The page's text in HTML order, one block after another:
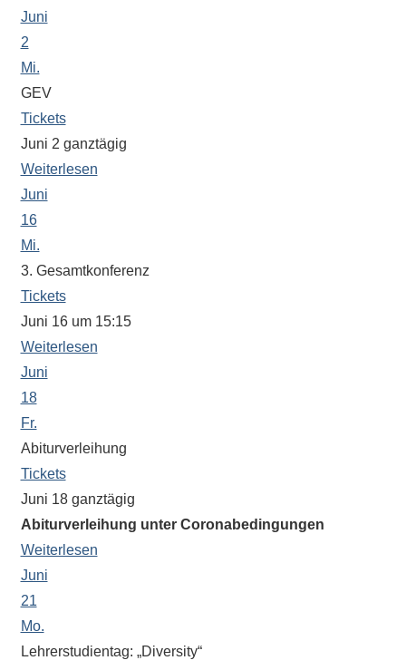
Ende
jeder
Seite
der
Suche
zur
Verfügung.
Juni
2
Mi.
GEV
Tickets
Juni 2 ganztägig
Weiterlesen
Juni
16
Mi.
3. Gesamtkonferenz
Tickets
Juni 16 um 15:15
Weiterlesen
Juni
18
Fr.
Abiturverleihung
Tickets
Juni 18 ganztägig
Abiturverleihung unter Coronabedingungen
Weiterlesen
Juni
21
Mo.
Lehrerstudientag: „Diversity“